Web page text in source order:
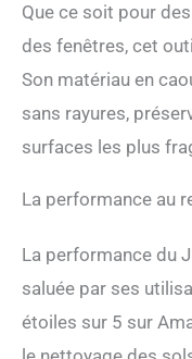
Que ce soit pour
des fenêtres, cet
Son matériau en
sans rayures,
surfaces les plus
La performance au
La performance du
saluée par ses
étoiles sur 5 sur